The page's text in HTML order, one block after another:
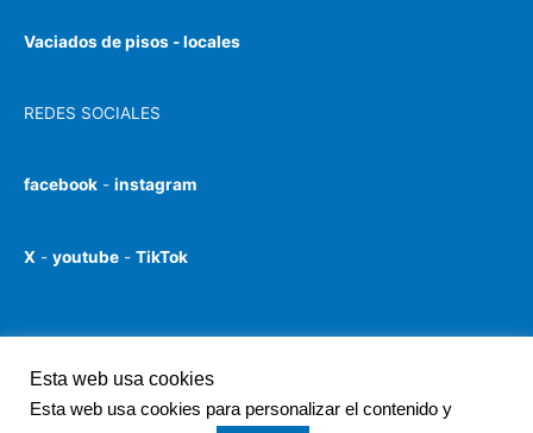
Vaciados de pisos - locales
REDES SOCIALES
facebook - instagram
X - youtube - TikTok
Copyright © 2026 BuscaTrans.es | Mudanzas | Transportes |
Esta web usa cookies
Esta web usa cookies para personalizar el contenido y